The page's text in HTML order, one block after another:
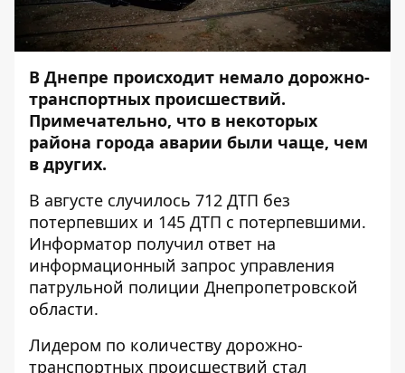
В Днепре происходит немало дорожно-
транспортных происшествий.
Примечательно, что в некоторых
района города аварии были чаще, чем
в других.
В августе случилось 712 ДТП без
потерпевших и 145 ДТП с потерпевшими.
Информатор получил ответ на
информационный запрос управления
патрульной полиции Днепропетровской
области.
Лидером по количеству дорожно-
транспортных происшествий стал